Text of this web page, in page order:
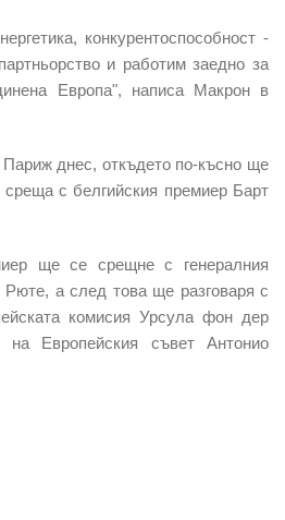
конкурентоспособност -
и работим заедно за
Европа", написа Макрон в
днес, откъдето по-късно ще
среща с белгийския премиер Барт
ще се срещне с генералния
а след това ще разговаря с
комисия Урсула фон дер
на Европейския съвет Антонио